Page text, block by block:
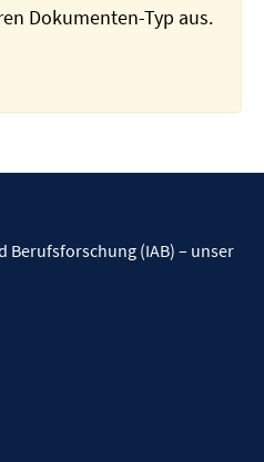
Dokumenten-Typ aus.
(IAB) – unser